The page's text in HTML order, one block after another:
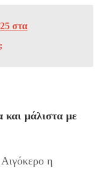
στα
και μάλιστα με
η